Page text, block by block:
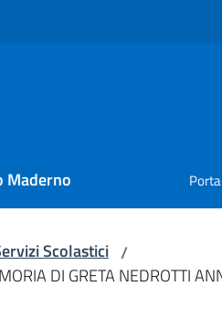
Maderno
Scolastici /
DI GRETA NEDROTTI